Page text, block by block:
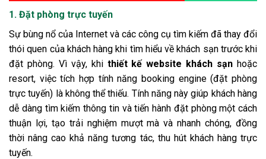
1. Đặt phòng trực tuyến
Sự bùng nổ của Internet và các công cụ tìm kiếm đã thay đổi
thói quen của khách hàng khi tìm hiểu về khách sạn trước khi
đặt phòng. Vì vậy, khi thiết kế website khách sạn hoặc
resort, việc tích hợp tính năng booking engine (đặt phòng
trực tuyến) là không thể thiếu. Tính năng này giúp khách hàng
dễ dàng tìm kiếm thông tin và tiến hành đặt phòng một cách
thuận lợi, tạo trải nghiệm mượt mà và nhanh chóng, đồng
thời nâng cao khả năng tương tác, thu hút khách hàng trực
tuyến.